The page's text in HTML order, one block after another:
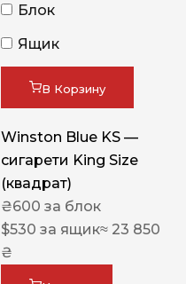
Блок
Ящик
В Корзину
Winston Blue KS —
сигарети King Size
(квадрат)
₴600 за блок
$530 за ящик≈ 23 850
₴